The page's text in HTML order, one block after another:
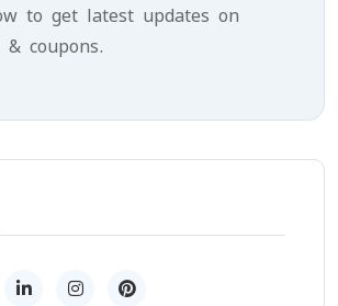
to get latest updates on
& coupons.